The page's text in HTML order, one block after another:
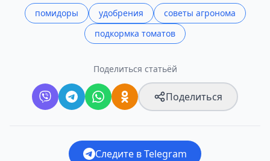
помидоры удобрения
советы агронома
подкормка томатов
Поделиться статьёй
Поделиться
Следите в Telegram